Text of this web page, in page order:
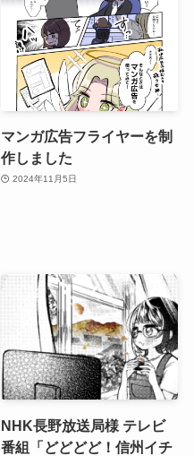
マンガ広告フライヤーを制
作しました
2024年11月5日
NHK長野放送局様 テレビ
番組「どどどど！信州イチ